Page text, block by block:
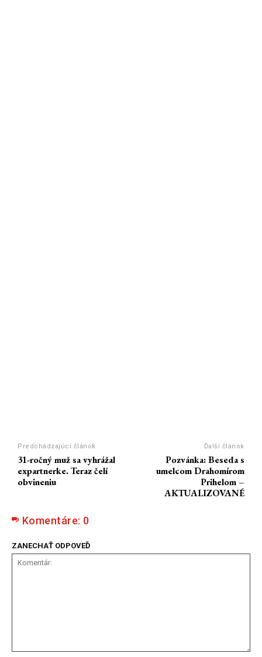
Predchádzajúci článok
31-ročný muž sa vyhrážal
expartnerke. Teraz čelí
obvineniu
Ďalší článok
Pozvánka: Beseda s
umelcom Drahomírom
Prihelom –
AKTUALIZOVANÉ
Komentáre: 0
ZANECHAŤ ODPOVEĎ